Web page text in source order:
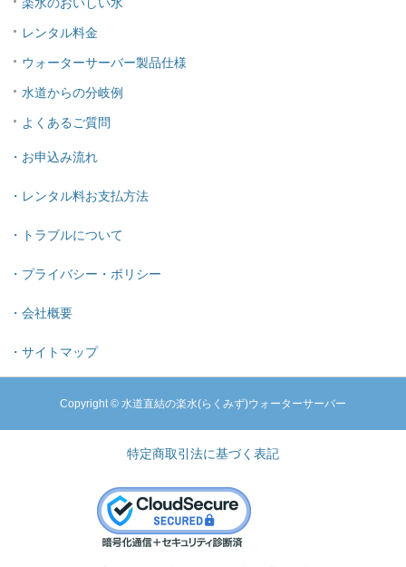
レンタル料金
ウォーターサーバー製品仕様
水道からの分岐例
よくあるご質問
・お申込み流れ
・レンタル料お支払方法
・トラブルについて
・プライバシー・ポリシー
・会社概要
・サイトマップ
Copyright © 水道直結の楽水(らくみず)ウォーターサーバー
特定商取引法に基づく表記